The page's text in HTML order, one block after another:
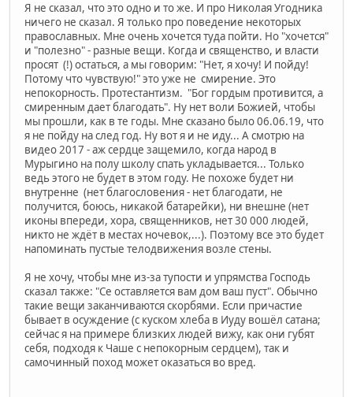
Я не сказал, что это одно и то же. И про Николая Угодника
ничего не сказал. Я только про поведение некоторых
православных. Мне очень хочется туда пойти. Но "хочется"
и "полезно" - разные вещи. Когда и священство, и власти
просят (!) остаться, а мы говорим: "Нет, я хочу! И пойду!
Потому что чувствую!" это уже не смирение. Это
непокорность. Протестантизм. "Бог гордым противится, а
смиренным дает благодать". Ну нет воли Божией, чтобы
мы прошли, как в те годы. Мне сказано было 06.06.19, что
я не пойду на след год. Ну вот я и не иду... А смотрю на
видео 2017 - аж сердце защемило, когда народ в
Мурыгино на полу школу спать укладывается... Только
ведь этого не будет в этом году. Не похоже будет ни
внутренне (нет благословения - нет благодати, не
получится, боюсь, никакой батарейки), ни внешне (нет
иконы впереди, хора, священников, нет 30 000 людей,
никто не ждёт в местах ночевок,...). Поэтому все это будет
напоминать пустые телодвижения возле стены.
Я не хочу, чтобы мне из-за тупости и упрямства Господь
сказал также: "Се оставляется вам дом ваш пуст". Обычно
такие вещи заканчиваются скорбями. Если причастие
бывает в осуждение (с куском хлеба в Иуду вошёл сатана;
сейчас я на примере близких людей вижу, как они губят
себя, подходя к Чаше с непокорным сердцем), так и
самочинный поход может оказаться во вред.